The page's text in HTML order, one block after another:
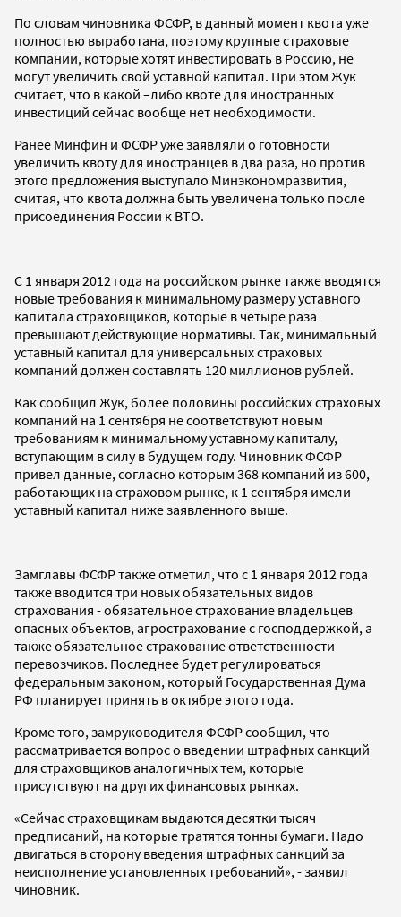
По словам чиновника ФСФР, в данный момент квота уже
полностью выработана, поэтому крупные страховые
компании, которые хотят инвестировать в Россию, не
могут увеличить свой уставной капитал. При этом Жук
считает, что в какой –либо квоте для иностранных
инвестиций сейчас вообще нет необходимости.
Ранее Минфин и ФСФР уже заявляли о готовности
увеличить квоту для иностранцев в два раза, но против
этого предложения выступало Минэкономразвития,
считая, что квота должна быть увеличена только после
присоединения России к ВТО.
С 1 января 2012 года на российском рынке также вводятся
новые требования к минимальному размеру уставного
капитала страховщиков, которые в четыре раза
превышают действующие нормативы. Так, минимальный
уставный капитал для универсальных страховых
компаний должен составлять 120 миллионов рублей.
Как сообщил Жук, более половины российских страховых
компаний на 1 сентября не соответствуют новым
требованиям к минимальному уставному капиталу,
вступающим в силу в будущем году. Чиновник ФСФР
привел данные, согласно которым 368 компаний из 600,
работающих на страховом рынке, к 1 сентября имели
уставный капитал ниже заявленного выше.
Замглавы ФСФР также отметил, что с 1 января 2012 года
также вводится три новых обязательных видов
страхования - обязательное страхование владельцев
опасных объектов, агрострахование с господдержкой, а
также обязательное страхование ответственности
перевозчиков. Последнее будет регулироваться
федеральным законом, который Государственная Дума
РФ планирует принять в октябре этого года.
Кроме того, замруководителя ФСФР сообщил, что
рассматривается вопрос о введении штрафных санкций
для страховщиков аналогичных тем, которые
присутствуют на других финансовых рынках.
«Сейчас страховщикам выдаются десятки тысяч
предписаний, на которые тратятся тонны бумаги. Надо
двигаться в сторону введения штрафных санкций за
неисполнение установленных требований», - заявил
чиновник.